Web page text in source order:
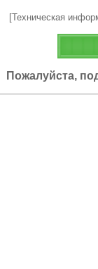
[Техническая
Пожалуйста,